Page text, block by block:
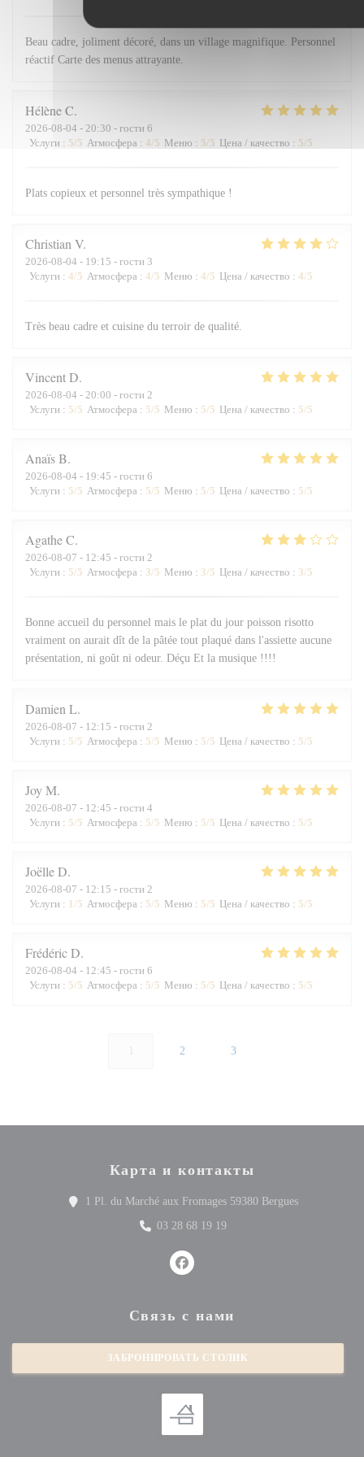
Beau cadre, joliment décoré, dans un village magnifique. Personnel
réactif Carte des menus attrayante.
HélèneC
2026-08-04 - 20:30 - гости 6
Услуги : 5/5 Атмосфера : 4/5 Меню : 5/5 Цена / качество : 5/5
Plats copieux et personnel très sympathique !
Christian V
2026-08-04 - 19:15 - гости 3
Услуги : 4/5 Атмосфера : 4/5 Меню : 4/5 Цена / качество : 4/5
Très beau cadre et cuisine du terroir de qualité.
VincentD
2026-08-04 - 20:00 - гости 2
Услуги : 5/5 Атмосфера : 5/5 Меню : 5/5 Цена / качество : 5/5
AnaïsB
2026-08-04 - 19:45 - гости 6
Услуги : 5/5 Атмосфера : 5/5 Меню : 5/5 Цена / качество : 5/5
AgatheC
2026-08-07 - 12:45 - гости 2
Услуги : 5/5 Атмосфера : 3/5 Меню : 3/5 Цена / качество : 3/5
Bonne accueil du personnel mais le plat du jour poisson risotto
vraiment on aurait dît de la pâtée tout plaqué dans l'assiette aucune
présentation, ni goût ni odeur. Déçu Et la musique !!!!
Damien L
2026-08-07 - 12:15 - гости 2
Услуги : 5/5 Атмосфера : 5/5 Меню : 5/5 Цена / качество : 5/5
JoyM
2026-08-07 - 12:45 - гости 4
Услуги : 5/5 Атмосфера : 5/5 Меню : 5/5 Цена / качество : 5/5
JoëlleD
2026-08-07 - 12:15 - гости 2
Услуги : 1/5 Атмосфера : 5/5 Меню : 5/5 Цена / качество : 5/5
FrédéricD
2026-08-04 - 12:45 - гости 6
Услуги : 5/5 Атмосфера : 5/5 Меню : 5/5 Цена / качество : 5/5
2 3
Карта и контакты
1 Pl. du Marché aux Fromages 59380 Bergues
03 28 68 19 19
Facebook ((открывается в новом
Связь с нами
ЗАБРОНИРОВАТЬ СТОЛИК